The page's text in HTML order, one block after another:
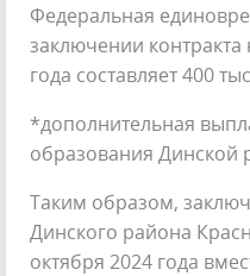
Федеральная
заключении
года составляет 400
*дополнительная
образования Динской
Таким образом,
Динского района
октября 2024 года